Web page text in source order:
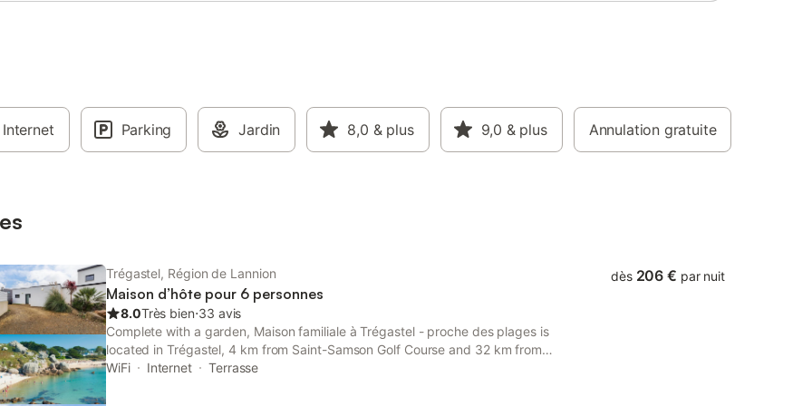
Internet Parking Jardin 8,0 & plus 9,0 & plus Annulation gratuite
Trégastel, Région de Lannion
Maison d’hôte pour 6 personnes
8.0Très bien⋅33 avis
Complete with a garden, Maison familiale à Trégastel - proche des plages is
located in Trégastel, 4 km from Saint-Samson Golf Course and 32 km from
Begard Golf Course. This beachfront property offers access to free WiFi and
WiFi Internet Terrasse
dès 206 € par nuit